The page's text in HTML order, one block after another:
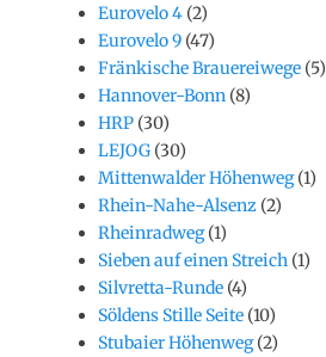
Eurovelo 4 (2)
Eurovelo 9 (47)
Fränkische Brauereiwege (5)
Hannover-Bonn (8)
HRP (30)
LEJOG (30)
Mittenwalder Höhenweg(1)
Rhein-Nahe-Alsenz (2)
Rheinradweg(1)
Sieben auf einen Streich (1)
Silvretta-Runde (4)
Söldens Stille Seite (10)
Stubaier Höhenweg(2)